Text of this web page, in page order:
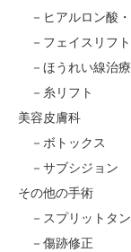
ヒアルロン酸
フェイスリフト
ほうれい線治
糸リフト
美容皮膚科
ボトックス
サブシジョン
その他の手術
スプリットタ
傷跡修正